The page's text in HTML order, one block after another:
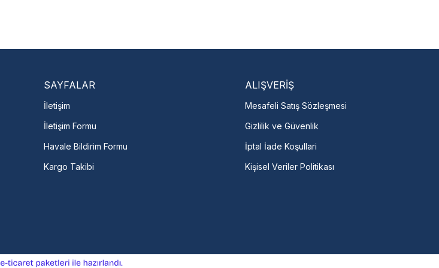
SAYFALAR
İletişim
İletişim Formu
Havale Bildirim Formu
Kargo Takibi
ALIŞVERİŞ
Mesafeli Satış Sözleşmesi
Gizlilik ve Güvenlik
İptal İade Koşullari
Kişisel Veriler Politikası
ideasoft e-